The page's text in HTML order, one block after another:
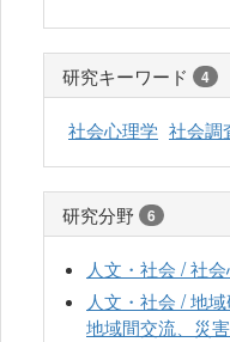
研究キーワード 4
社会心理学 社会調
研究分野 6
人文・社会 / 社
人文・社会 / 地
地域間交流、災